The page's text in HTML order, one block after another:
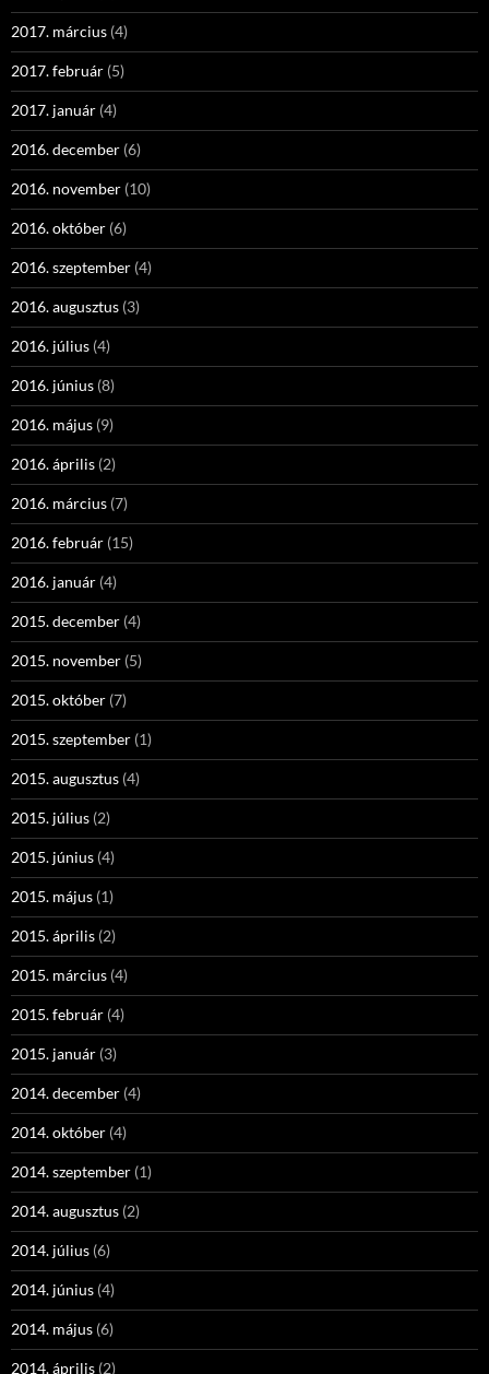
2017. március (4)
2017. február (5)
2017. január (4)
2016. december (6)
2016. november (10)
2016. október (6)
2016. szeptember (4)
2016. augusztus (3)
2016. július (4)
2016. június (8)
2016. május (9)
2016. április (2)
2016. március (7)
2016. február (15)
2016. január (4)
2015. december (4)
2015. november (5)
2015. október (7)
2015. szeptember (1)
2015. augusztus (4)
2015. július (2)
2015. június (4)
2015. május (1)
2015. április (2)
2015. március (4)
2015. február (4)
2015. január (3)
2014. december (4)
2014. október (4)
2014. szeptember (1)
2014. augusztus (2)
2014. július (6)
2014. június (4)
2014. május (6)
2014. április (2)